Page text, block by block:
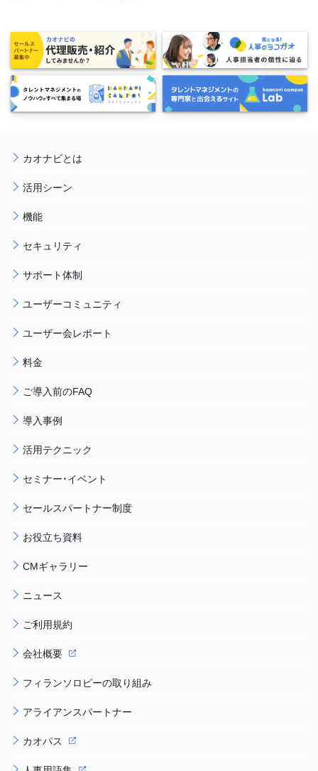
カオナビとは
活用シーン
機能
セキュリティ
サポート体制
ユーザーコミュニティ
ユーザー会レポート
料金
ご導入前のFAQ
導入事例
活用テクニック
セミナー・イベント
セールスパートナー制度
お役立ち資料
CMギャラリー
ニュース
ご利用規約
会社概要
フィランソロピーの取り組み
アライアンスパートナー
カオパス